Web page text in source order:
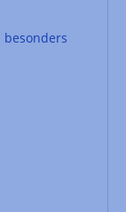
besonders